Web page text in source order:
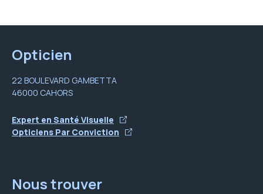
Opticien
22 BOULEVARD GAMBETTA
46000 CAHORS
Expert en Santé Visuelle
Opticiens Par Conviction
Nous trouver